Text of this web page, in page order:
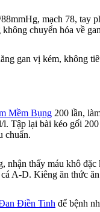
mạch 78, tay
chuyển hóa về
gan vị kém, không
Mềm Bụng 200 lần,
Tập lại bài kéo gối
chuẩn.
nhận thấy máu khô
A-D. Kiêng ăn thức
Điền Tinh để bệnh